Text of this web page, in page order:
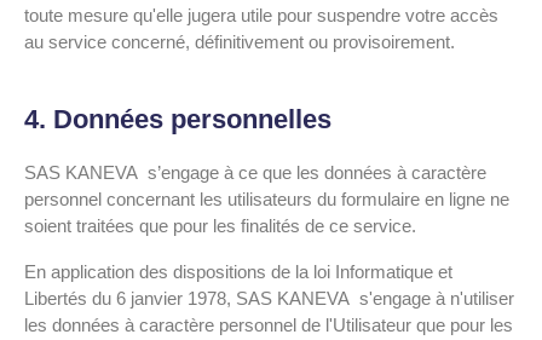
toute mesure qu'elle jugera utile pour suspendre votre accès
au service concerné, définitivement ou provisoirement.
4. Données personnelles
SAS KANEVA s’engage à ce que les données à caractère
personnel concernant les utilisateurs du formulaire en ligne ne
soient traitées que pour les finalités de ce service.
En application des dispositions de la loi Informatique et
Libertés du 6 janvier 1978, SAS KANEVA s'engage à n'utiliser
les données à caractère personnel de l'Utilisateur que pour les